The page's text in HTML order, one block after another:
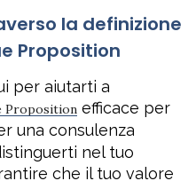
la definizione
Proposition
per aiutarti a
Proposition efficace per
una consulenza
nel tuo
che il tuo valore